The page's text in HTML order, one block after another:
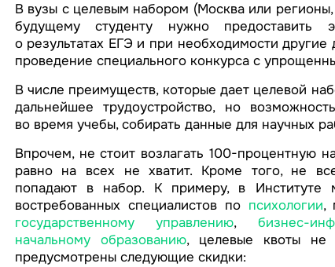
В вузы с целевым набором (Москва или
будущему студенту нужно предоставить
о результатах ЕГЭ и при необходимости
проведение специального конкурса с
В числе преимуществ, которые дает целевой
дальнейшее трудоустройство, но
во время учебы, собирать данные для научных
Впрочем, не стоит возлагать 100-процентную
равно на всех не хватит. Кроме того, не
попадают в набор. К примеру, в Институте
востребованных специалистов по психологии,
государственному управлению, бизнес-
начальному образованию, целевые квоты не
предусмотрены следующие скидки: